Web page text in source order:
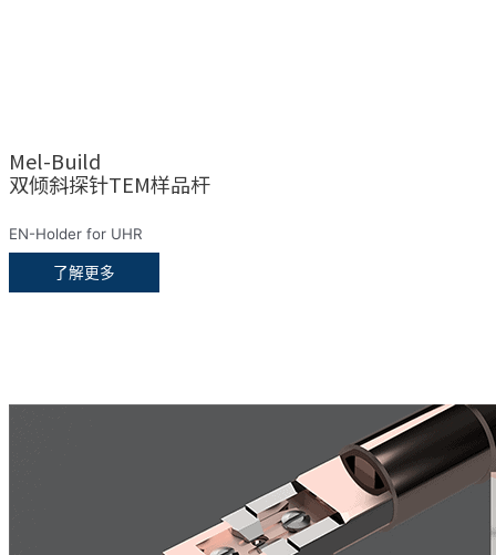
Mel-Build
双倾斜探针TEM样品杆
EN-Holder for UHR
了解更多